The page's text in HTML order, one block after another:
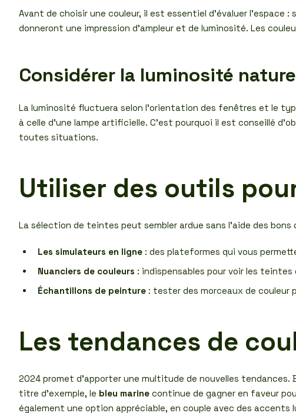
Avant de choisir une couleur, il est essentiel d’évaluer
donneront une impression d’ampleur et de luminosité. Les
Considérer la luminosité
La luminosité fluctuera selon l’orientation des fenêtres et le
à celle d’une lampe artificielle. C’est pourquoi il est conseillé
toutes situations.
Utiliser des outils
La sélection de teintes peut sembler ardue sans l’aide des
Les simulateurs en ligne : des plateformes qui vous
Nuanciers de couleurs : indispensables pour voir les
Échantillons de peinture : tester des morceaux de couleur
Les tendances de
2024 promet d’apporter une multitude de nouvelles
titre d’exemple, le bleu marine continue de gagner en faveur
également une option appréciable, en couple avec des accents